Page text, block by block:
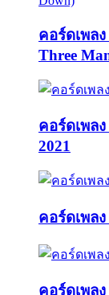
คอร์ดเพล
Three
คอร์ดเพล
2021
คอร์ดเพล
คอร์ดเพล